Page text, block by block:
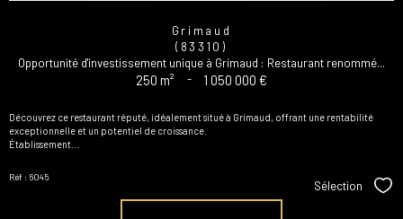
Grimaud
(83310)
Opportunité d'investissement unique à Grimaud : Restaurant renommé...
250 m² - 1 050 000 €
Découvrez ce restaurant réputé, idéalement situé à Grimaud, offrant une rentabilité
exceptionnelle et un potentiel de croissance.
Établissement...
Réf : 6045
Sélection